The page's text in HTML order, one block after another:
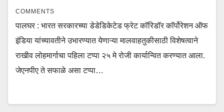
COMMENTS
पालघर : भारत सरकारच्या डेडेडिकेटेड फ्रेट कॉरिडॉर कॉर्पोरेशन ऑफ
इंडिया यांच्यावतीने उभारण्यात येणाऱ्या मालवाहतुकीसाठी विशेषत्वाने
राखीव लोहमार्गाचा पहिला टप्पा २५ मे रोजी कार्यान्वित करण्यात आला.
जेएनपीए ते सफाळे असा टप्पा…